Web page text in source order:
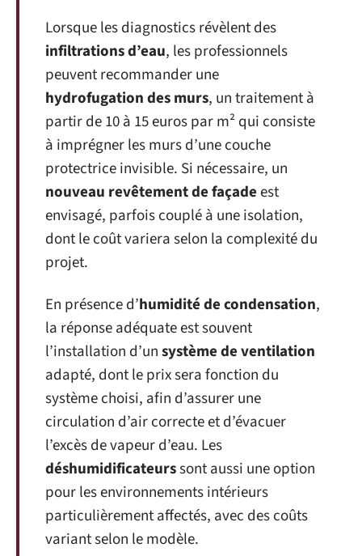
Lorsque les diagnostics révèlent des
infiltrations d’eau, les professionnels
peuvent recommander une
hydrofugation des murs, un traitement à
partir de 10 à 15 euros par m² qui consiste
à imprégner les murs d’une couche
protectrice invisible. Si nécessaire, un
nouveau revêtement de façadeest
envisagé, parfois couplé à une isolation,
dont le coût variera selon la complexité du
projet.
En présence d’humidité de condensation,
la réponse adéquate est souvent
l’installation d’unsystème de ventilation
adapté, dont le prix sera fonction du
système choisi, afin d’assurer une
circulation d’air correcte et d’évacuer
l’excès de vapeur d’eau. Les
déshumidificateurssont aussi une option
pour les environnements intérieurs
particulièrement affectés, avec des coûts
variant selon le modèle.